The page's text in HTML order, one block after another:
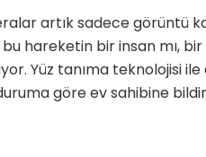
artık sadece görüntü
hareketin bir insan mı,
Yüz tanıma teknolojisi
göre ev sahibine